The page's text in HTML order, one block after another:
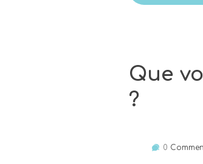
Que
?
0